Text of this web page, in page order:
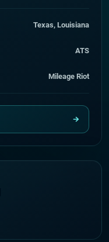
Texas, Louisiana
ATS
Mileage Riot